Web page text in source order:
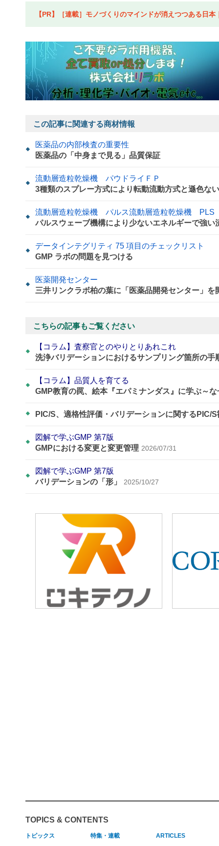
【PR】［連載］モノづくりのマインドが消えつつある日
この記事に関連する商材情報
医薬品の内部検査の重要性
医薬品の「中身まで見る」品質保証
流動層造粒乾燥機 パウドライＦＰ
3種類のスプレー方式により転動流動方式と遜色な
流動層造粒乾燥機 パルス流動層造粒乾燥機 PLS
パルスウェーブ機構により少ないエネルギーで強い
データインテグリティ 75 項目のチェックリスト
GMP ラボの問題を見つける
医薬開発センター
三井リンクラボ柏の葉に「医薬品開発センター」を
こちらの記事もご覧ください
【コラム】査察官とのやりとりあれこれ
洗浄バリデーションにおけるサンプリング箇所の手
【コラム】品質人を育てる
GMP教育の罠、絵本『エパミナンダス』に学ぶ～
PIC/S、適格性評価・バリデーションに関するPIC/
図解で学ぶGMP 第7版
GMPにおける変更と変更管理 2026/07/31
図解で学ぶGMP 第7版
バリデーションの「形」
2025/10/27
TOPICS & CONTENTS
トピックス 特集・連載 ARTICLES